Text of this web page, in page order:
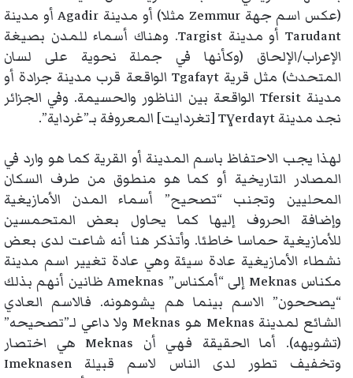
(عكس اسم جهة Zemmur مثلا) أو مدينة Agadir أو مدينة
Tarudant أو مدينة Targist. وهناك أسماء للمدن بصيغة
الإعراب/الإلحاق (وكأنها في جملة نحوية على لسان
المتحدث) مثل قرية Tgafayt الواقعة قرب مدينة جرادة أو
مدينة Tfersit الواقعة بين الناظور والحسيمة. وفي الجزائر
نجد مدينة Tɣerdayt [تغردايت] المعروفة بـ”غرداية”.
لهذا يجب الاحتفاظ باسم المدينة أو القرية كما هو وارد في
المصادر التاريخية أو كما هو منطوق من طرف السكان
المحليين وتجنب “تصحيح” أسماء المدن الأمازيغية
وإضافة الحروف إليها كما يحاول بعض المتحمسين
للأمازيغية حماسا خاطئا. وأتذكر هنا أنه شاعت لدى بعض
نشطاء الأمازيغية عادة سيئة وهي عادة تغيير اسم مدينة
مكناس Meknas إلى “أمكناس” Ameknas ظانين أنهم بذلك
“يصححون” الاسم بينما هم يشوهونه. فالاسم العادي
الشائع لمدينة Meknas هو Meknas ولا داعي لـ”تصحيحه”
(تشويهه). أما الحقيقة فهي أن Meknas هي اختصار
وتخفيف تطور لدى الناس لاسم قبيلة Imeknasen